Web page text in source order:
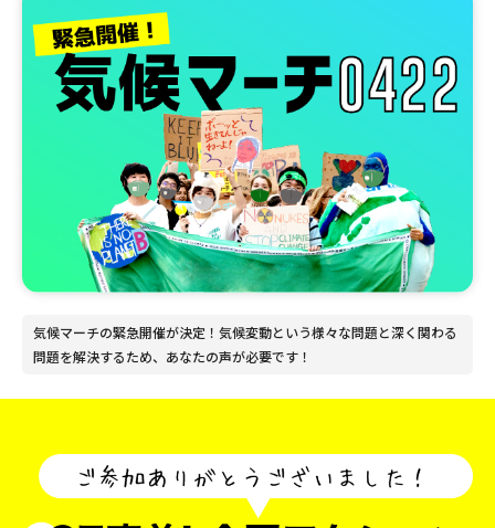
気候マーチの緊急開催が決定！気候変動という様々な問題と深く関わる
問題を解決するため、あなたの声が必要です！